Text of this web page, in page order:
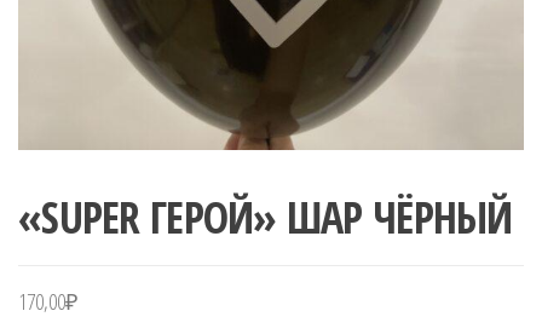
«SUPER ГЕРОЙ» ШАР ЧЁРНЫЙ
170,00₽